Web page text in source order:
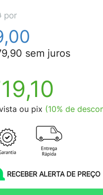
por
sem juros
ou pix (10% de
RECEBER ALERTA DE PREÇO